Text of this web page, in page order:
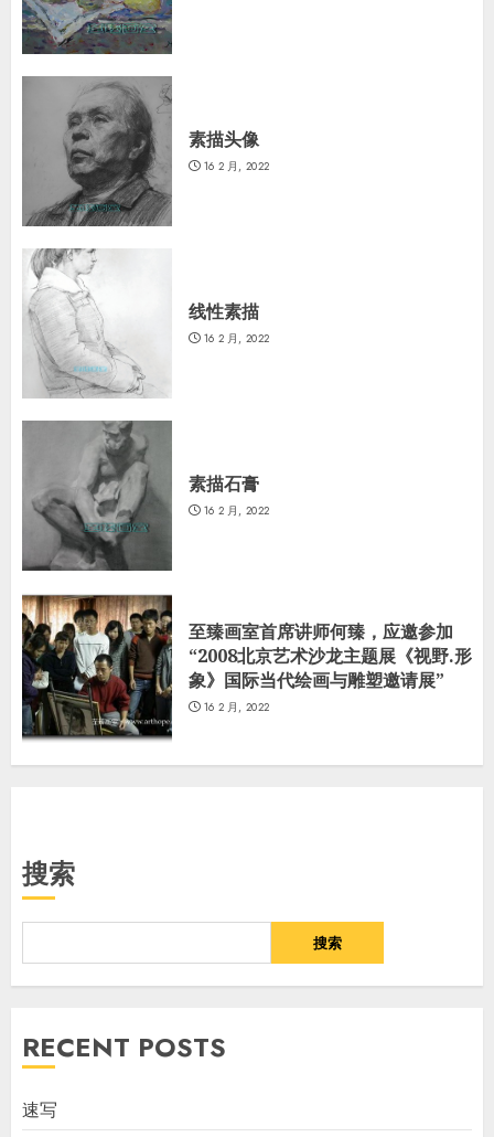
素描头像
16 2 月, 2022
线性素描
16 2 月, 2022
素描石膏
16 2 月, 2022
至臻画室首席讲师何臻，应邀参加
“2008北京艺术沙龙主题展《视野.形
象》国际当代绘画与雕塑邀请展”
16 2 月, 2022
搜索
搜索
RECENT POSTS
速写